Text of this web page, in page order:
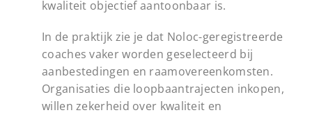
kwaliteit objectief aantoonbaar is.
In de praktijk zie je dat Noloc-geregistreerde
coaches vaker worden geselecteerd bij
aanbestedingen en raamovereenkomsten.
Organisaties die loopbaantrajecten inkopen,
willen zekerheid over kwaliteit en